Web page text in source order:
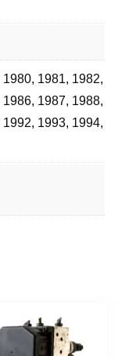
1980, 1981, 1982,
1986, 1987, 1988,
1992, 1993, 1994,